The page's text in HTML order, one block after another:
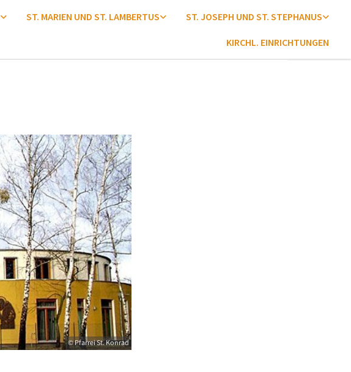
ST. MARIEN UND ST. LAMBERTUS ST. JOSEPH UND ST. STEPHANUS
KIRCHL. EINRICHTUNGEN
© Pfarrei St. Konrad